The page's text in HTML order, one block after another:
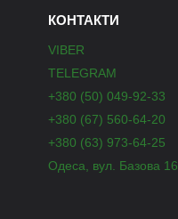
КОНТАКТИ
VIBER
TELEGRAM
+380 (50) 049-92-33
+380 (67) 560-64-20
+380 (63) 973-64-25
Одеса, вул. Базова 16